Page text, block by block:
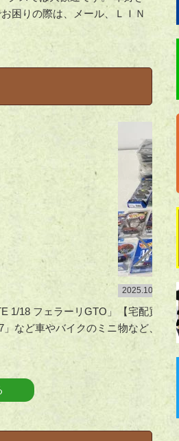
困りの際は、メール、ＬＩＮ
1/18 フェラーリGTO」
など車やバイクのミニ
2025.10.17
【宅配買取
物など、大